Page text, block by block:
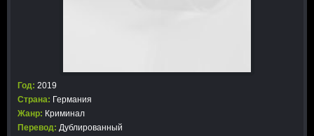
Год: 2019
Страна: Германия
Жанр: Криминал
Перевод: Дублированный